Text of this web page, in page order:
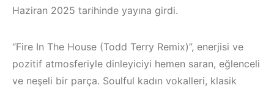
Haziran 2025 tarihinde yayına girdi.
“Fire In The House (Todd Terry Remix)”, enerjisi ve
pozitif atmosferiyle dinleyiciyi hemen saran, eğlenceli
ve neşeli bir parça. Soulful kadın vokalleri, klasik